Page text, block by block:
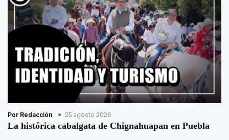
Por Redacción 25 agosto 2026
La histórica cabalgata de Chignahuapan en Puebla